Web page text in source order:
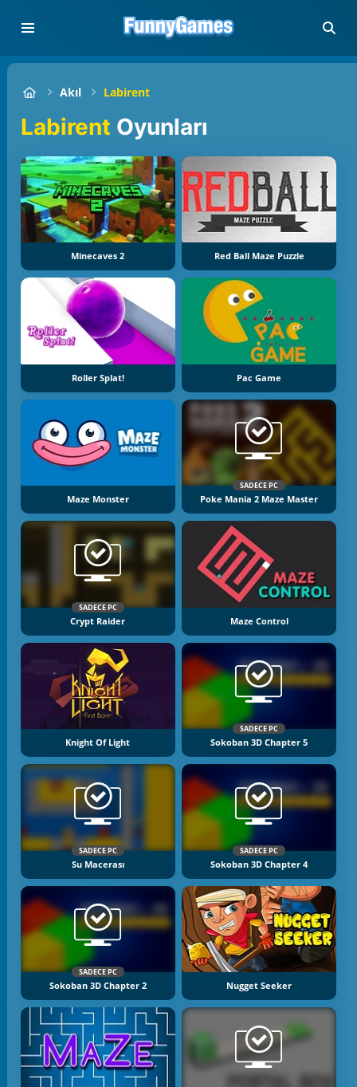
Akıl Labirent
Labirent Oyunları
Minecaves 2 Red Ball Maze Puzzle
Roller Splat! Pac Game
Maze Monster
SADECE PC
Poke Mania 2 Maze Master
SADECE PC
Crypt Raider Maze Control
Knight Of Light
SADECE PC
Sokoban 3D Chapter 5
SADECE PC
Su Macerası
SADECE PC
Sokoban 3D Chapter 4
SADECE PC
Sokoban 3D Chapter 2 Nugget Seeker